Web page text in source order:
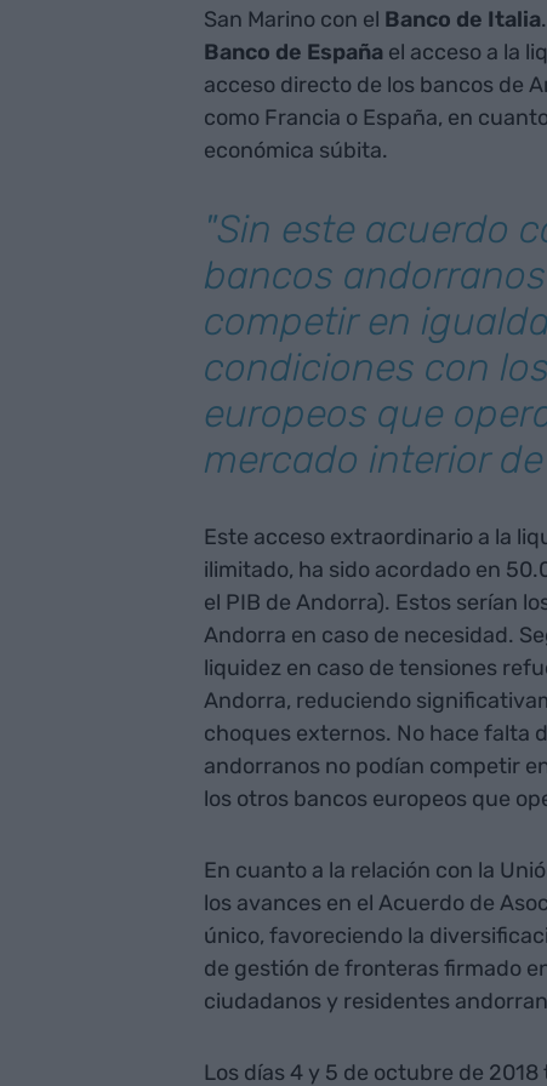
San Marino con el Banco de Italia
Banco de Españael acceso a la
acceso directo de los bancos de
como Francia o España, en
económica súbita.
"Sin este acuerdo
bancos
competir en
condiciones con
europeos que
mercado interior
Este acceso extraordinario a la
ilimitado, ha sido acordado en
el PIB de Andorra). Estos serían
Andorra en caso de necesidad.
liquidez en caso de tensiones
Andorra, reduciendo
choques externos. No hace falta
andorranos no podían competir
los otros bancos europeos que
En cuanto a la relación con la
los avances en el Acuerdo de
único, favoreciendo la
de gestión de fronteras firmado
ciudadanos y residentes
Los días 4 y 5 de octubre de